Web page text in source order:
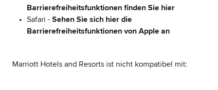
Barrierefreiheitsfunktionen finden Sie hier
Safari - Sehen Sie sich hier die
Barrierefreiheitsfunktionen von Apple an
Marriott Hotels and Resorts ist nicht kompatibel mit: